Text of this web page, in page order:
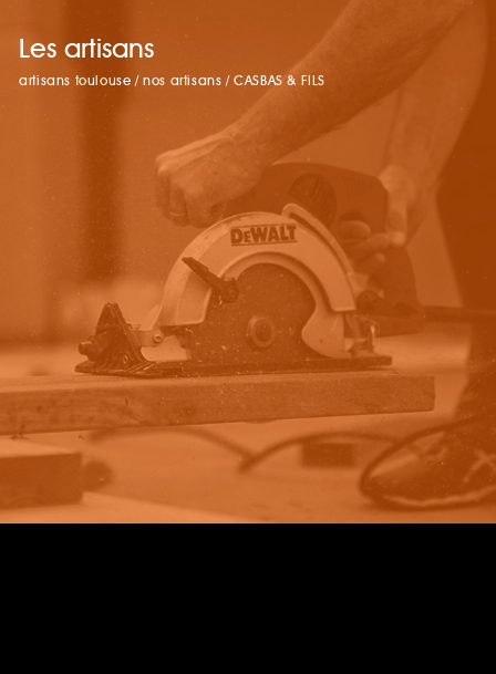
Les artisans
artisans toulouse /nos artisans /CASBAS & FILS